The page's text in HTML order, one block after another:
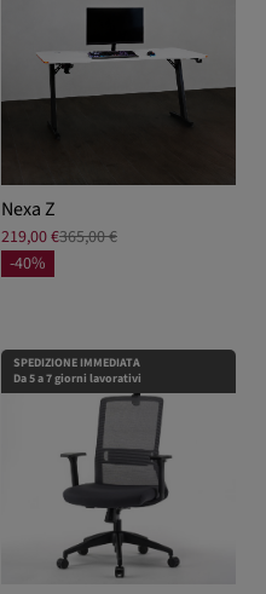
Nexa Z
219,00 €365,00 €
-40%
SPEDIZIONE IMMEDIATA
Da 5 a 7 giorni lavorativi